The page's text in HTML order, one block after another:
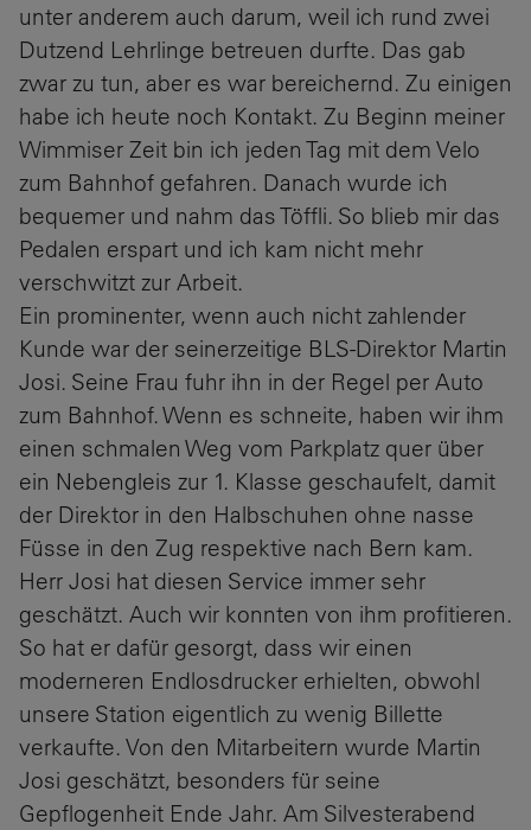
unter anderem auch darum, weil ich rund zwei
Dutzend Lehrlinge betreuen durfte. Das gab
zwar zu tun, aber es war bereichernd. Zu einigen
habe ich heute noch Kontakt. Zu Beginn meiner
Wimmiser Zeit bin ich jeden Tag mit dem Velo
zum Bahnhof gefahren. Danach wurde ich
bequemer und nahm das Töffli. So blieb mir das
Pedalen erspart und ich kam nicht mehr
verschwitzt zur Arbeit.
Ein prominenter, wenn auch nicht zahlender
Kunde war der seinerzeitige BLS-Direktor Martin
Josi. Seine Frau fuhr ihn in der Regel per Auto
zum Bahnhof. Wenn es schneite, haben wir ihm
einen schmalen Weg vom Parkplatz quer über
ein Nebengleis zur 1. Klasse geschaufelt, damit
der Direktor in den Halbschuhen ohne nasse
Füsse in den Zug respektive nach Bern kam.
Herr Josi hat diesen Service immer sehr
geschätzt. Auch wir konnten von ihm profitieren.
So hat er dafür gesorgt, dass wir einen
moderneren Endlosdrucker erhielten, obwohl
unsere Station eigentlich zu wenig Billette
verkaufte. Von den Mitarbeitern wurde Martin
Josi geschätzt, besonders für seine
Gepflogenheit Ende Jahr. Am Silvesterabend